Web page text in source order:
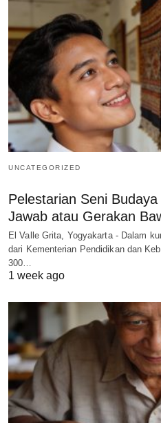
UNCATEGORIZED
Pelestarian Seni
Jawab atau Gerakan
El Valle Grita, Yogyakarta - Dalam
dari Kementerian Pendidikan dan
300…
1 week ago